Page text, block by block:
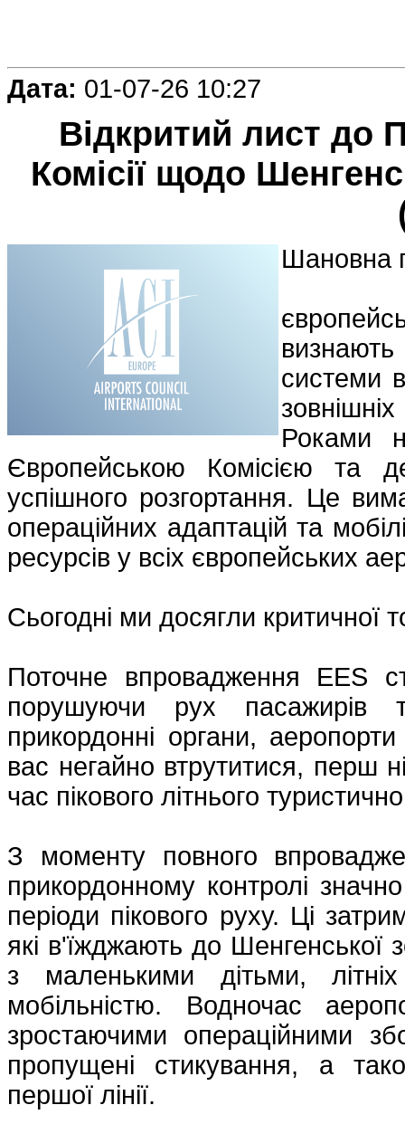
Дата: 01-07-26 10:27
Відкритий лист до
Комісії щодо
Шановна
системи
Роками
Європейською Комісією та
успішного розгортання. Це
операційних адаптацій та
ресурсів у всіх європейських
Сьогодні ми досягли критичної
Поточне впровадження EES
порушуючи рух пасажирів
прикордонні органи,
вас негайно втрутитися, перш
час пікового літнього
З моменту повного
прикордонному контролі
періоди пікового руху. Ці
які в'їжджають до
з маленькими дітьми,
мобільністю. Водночас
зростаючими операційними
пропущені стикування, а
першої лінії.